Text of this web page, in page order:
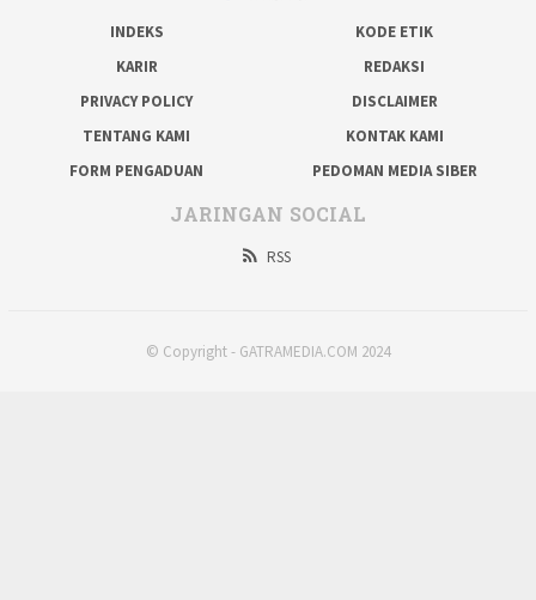
INDEKS
KODE ETIK
KARIR
REDAKSI
PRIVACY POLICY
DISCLAIMER
TENTANG KAMI
KONTAK KAMI
FORM PENGADUAN
PEDOMAN MEDIA SIBER
JARINGAN SOCIAL
RSS
© Copyright - GATRAMEDIA.COM 2024